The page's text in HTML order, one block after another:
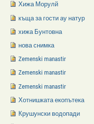
Хижа Морулй
къща за гости ау натур
хижа Бунтовна
нова снимка
Zemenski manastir
Zemenski manastir
Zemenski manastir
Хотнишката екопътека
Крушунски водопади